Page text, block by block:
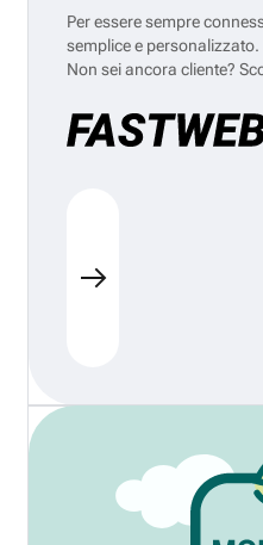
Per essere sempre
semplice e personalizzato.
Non sei ancora cliente?